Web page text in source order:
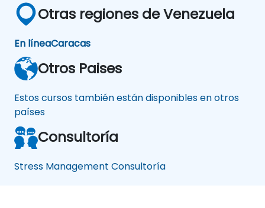
Otras regiones de Venezuela
En líneaCaracas
Otros Paises
Estos cursos también están disponibles en otros
países
Consultoría
Stress Management Consultoría